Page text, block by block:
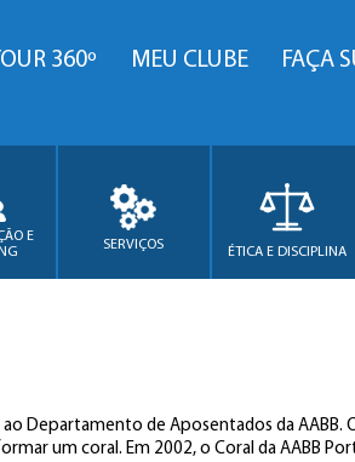
360º MEU CLUBE FAÇA
E
SERVIÇOS ÉTICA E DISCIPLINA
Departamento de Aposentados da AABB.
um coral. Em 2002, o Coral da AABB